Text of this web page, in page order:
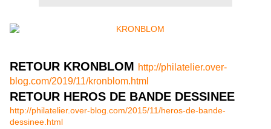
RETOUR KRONBLOM http://philatelier.over-
blog.com/2019/11/kronblom.html
RETOUR HEROS DE BANDE DESSINEE
http://philatelier.over-blog.com/2015/11/heros-de-bande-
dessinee.html